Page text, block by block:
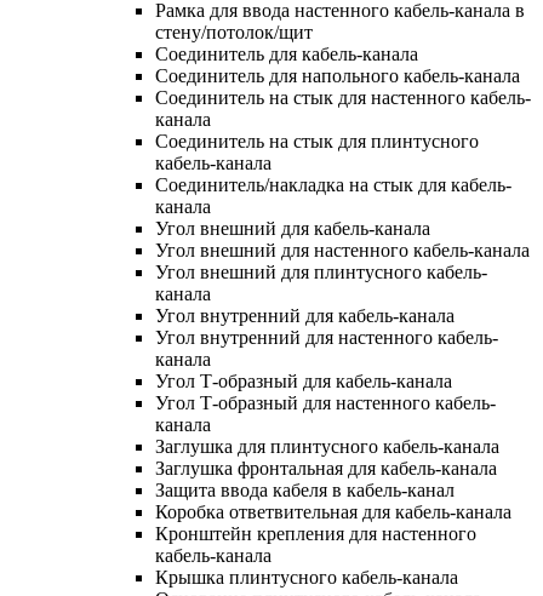
Рамка для ввода настенного кабель-канала в
стену/потолок/щит
Соединитель для кабель-канала
Соединитель для напольного кабель-канала
Соединитель на стык для настенного кабель-
канала
Соединитель на стык для плинтусного
кабель-канала
Соединитель/накладка на стык для кабель-
канала
Угол внешний для кабель-канала
Угол внешний для настенного кабель-канала
Угол внешний для плинтусного кабель-
канала
Угол внутренний для кабель-канала
Угол внутренний для настенного кабель-
канала
Угол Т-образный для кабель-канала
Угол Т-образный для настенного кабель-
канала
Заглушка для плинтусного кабель-канала
Заглушка фронтальная для кабель-канала
Защита ввода кабеля в кабель-канал
Коробка ответвительная для кабель-канала
Кронштейн крепления для настенного
кабель-канала
Крышка плинтусного кабель-канала